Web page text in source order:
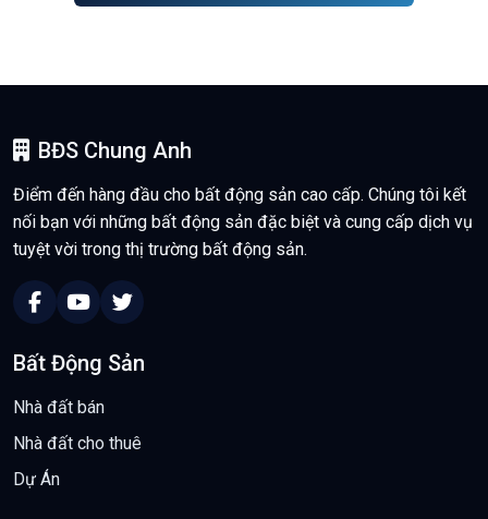
BĐS Chung Anh
Điểm đến hàng đầu cho bất động sản cao cấp. Chúng tôi kết
nối bạn với những bất động sản đặc biệt và cung cấp dịch vụ
tuyệt vời trong thị trường bất động sản.
Bất Động Sản
Nhà đất bán
Nhà đất cho thuê
Dự Án